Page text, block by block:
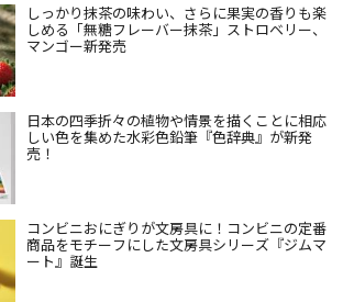
しっかり抹茶の味わい、さらに果実の香りも楽
しめる「無糖フレーバー抹茶」ストロベリー、
マンゴー新発売
日本の四季折々の植物や情景を描くことに相応
しい色を集めた水彩色鉛筆『色辞典』が新発
売！
コンビニおにぎりが文房具に！コンビニの定番
商品をモチーフにした文房具シリーズ『ジムマ
ート』誕生